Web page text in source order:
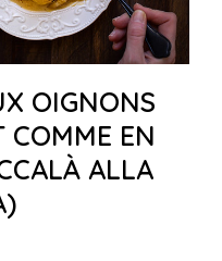
OIGNONS
COMME EN
ALLA